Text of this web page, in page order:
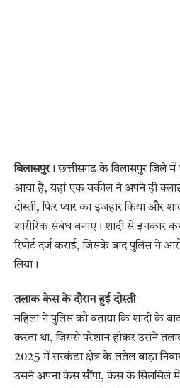
बिलासपुर।छत्तीसगढ़ के बिलासपुर जिले
आया है, यहां एक वकील ने अपने ही
दोस्ती, फिर प्यार का इजहार किया और
शारीरिक संबंध बनाए। शादी से इनकार
रिपोर्ट दर्ज कराई, जिसके बाद पुलिस ने
लिया।
तलाक केस के दौरान हुई दोस्ती
महिला ने पुलिस को बताया कि शादी के
करता था, जिससे परेशान होकर उसने
2025 में सरकंडा क्षेत्र के लतेल बाड़ा
उसने अपना केस सौंपा, केस के सिलसिले